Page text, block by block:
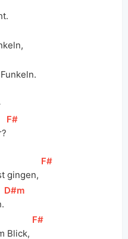
[F#
gingen,
[F#
[D#m
Blick,
[F#